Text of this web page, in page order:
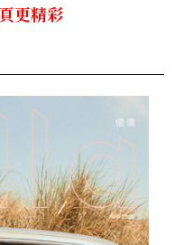
更精彩